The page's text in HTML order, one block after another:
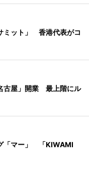
ミット」 香港代表がコ
古屋」開業 最上階にル
「マー」 「KIWAMI